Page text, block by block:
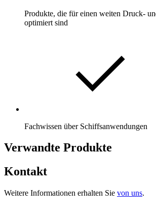
Produkte, die für einen weiten Druck-
optimiert sind
Fachwissen über Schiffsanwendungen
Verwandte Produkte
Kontakt
Weitere Informationen erhalten Sie von uns.